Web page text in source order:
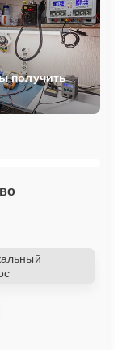
получить